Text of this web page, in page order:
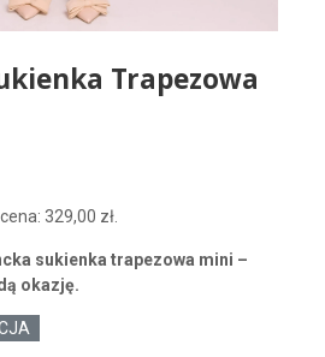
Trapezowa
329,00 zł.
sukienka trapezowa mini –
okazję.